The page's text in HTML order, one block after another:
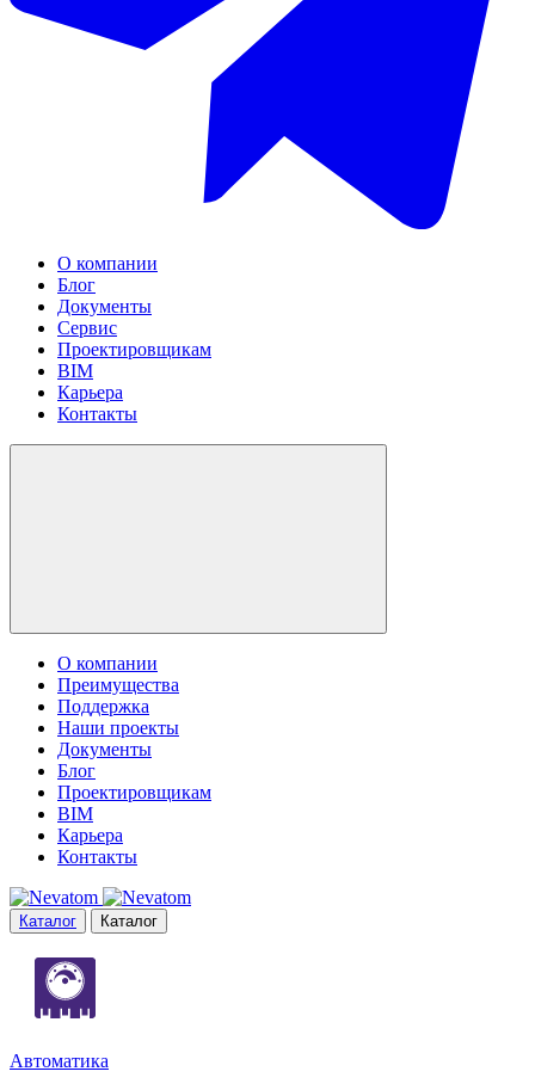
О компании
Блог
Документы
Сервис
Проектировщикам
BIM
Карьера
Контакты
О компании
Преимущества
Поддержка
Наши проекты
Документы
Блог
Проектировщикам
BIM
Карьера
Контакты
Каталог Каталог
Автоматика